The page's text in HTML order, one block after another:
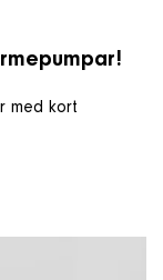
med kort